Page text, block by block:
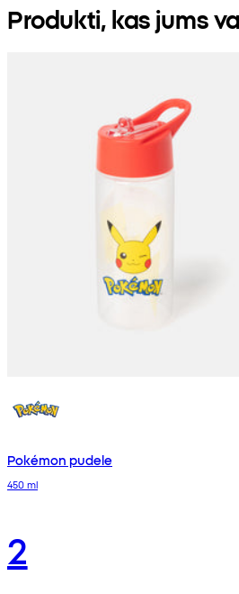
Produkti, kas jums
Pokémon pudele
450 ml
2